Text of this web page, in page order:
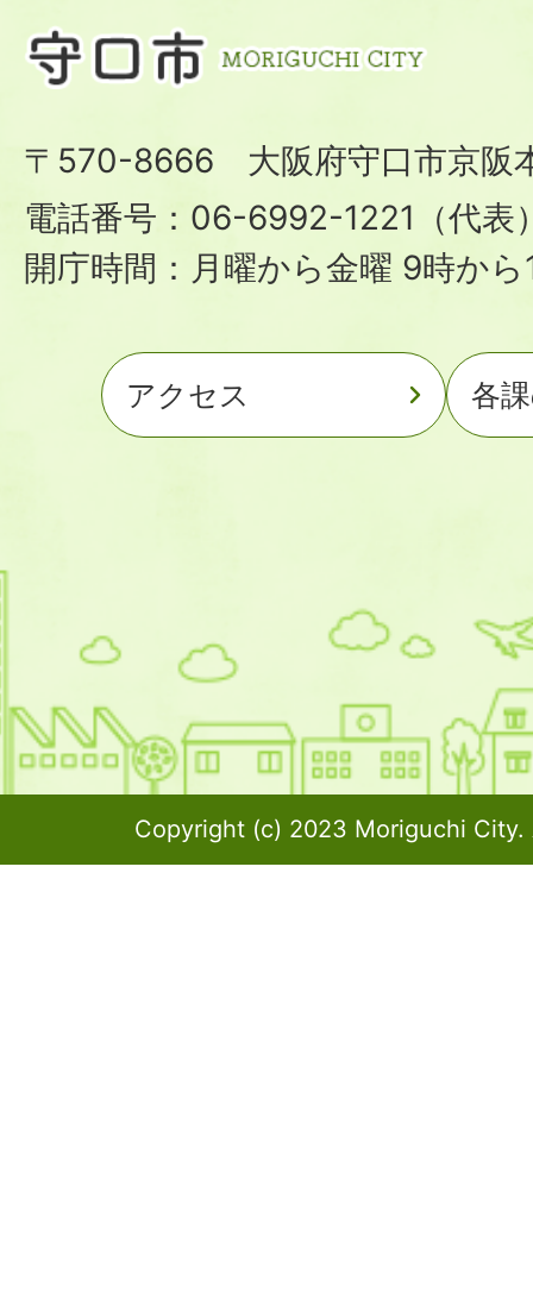
〒570-8666 大阪府守口市京阪
電話番号：06-6992-1221（代表
開庁時間：月曜から金曜 9時か
アクセス 各
Copyright (c) 2023 Moriguchi City.